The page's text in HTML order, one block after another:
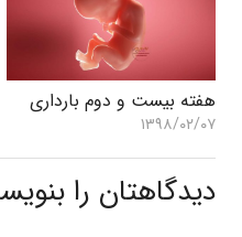
هفته بیست و دوم بارداری
۱۳۹۸/۰۲/۰۷
دیدگاهتان را